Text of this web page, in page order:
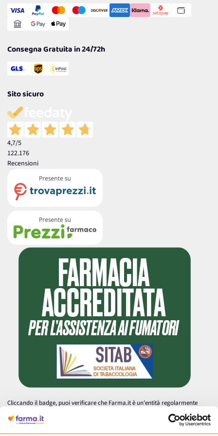
Gestisci Cookie
Reso Facile e Veloce
Consegna Gratuita in 24/72h
Sito sicuro
4,7/5
122.176
Recensioni
Cliccando il badge, puoi verificare che Farma.it è un'entità regolarmente
autorizzata dal Ministero della Salute a effettuare la vendita online di
medicinali.